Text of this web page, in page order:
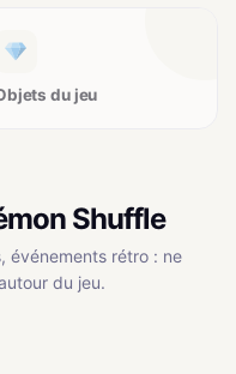
du jeu
Shuffle
événements rétro : ne
du jeu.